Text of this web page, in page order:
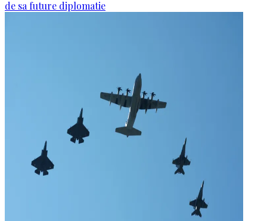
de sa future diplomatie